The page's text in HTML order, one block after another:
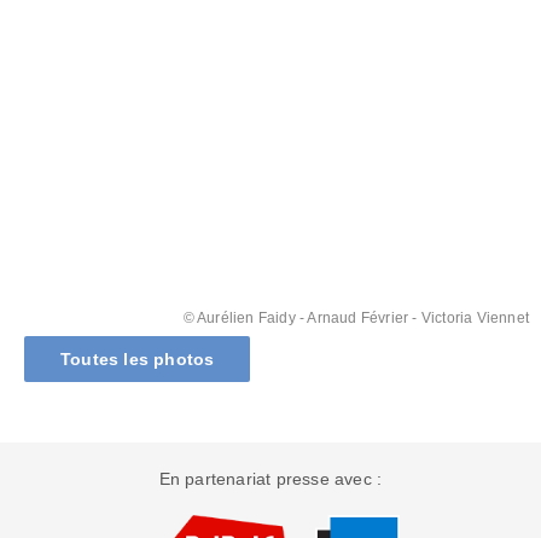
© Aurélien Faidy - Arnaud Février - Victoria Viennet
Toutes les photos
En partenariat presse avec :